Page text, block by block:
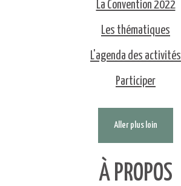
La Convention 2022
Les thématiques
L'agenda des activités
Participer
Aller plus loin
À PROPOS